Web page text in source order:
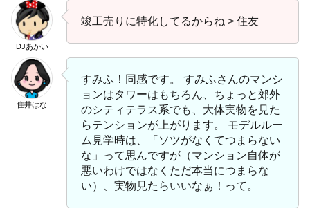
DJあかい
竣工売りに特化してるからね > 住友
住井はな
すみふ！同感です。 すみふさんのマンシ
ョンはタワーはもちろん、ちょっと郊外
のシティテラス系でも、大体実物を見た
らテンションが上がります。 モデルルー
ム見学時は、「ソツがなくてつまらない
な」って思んですが（マンション自体が
悪いわけではなくただ本当につまらな
い）、実物見たらいいなぁ！って。